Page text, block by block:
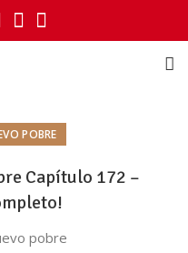
POBRE
Capítulo 172 –